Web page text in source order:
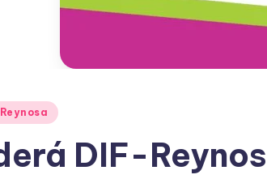
DIF-